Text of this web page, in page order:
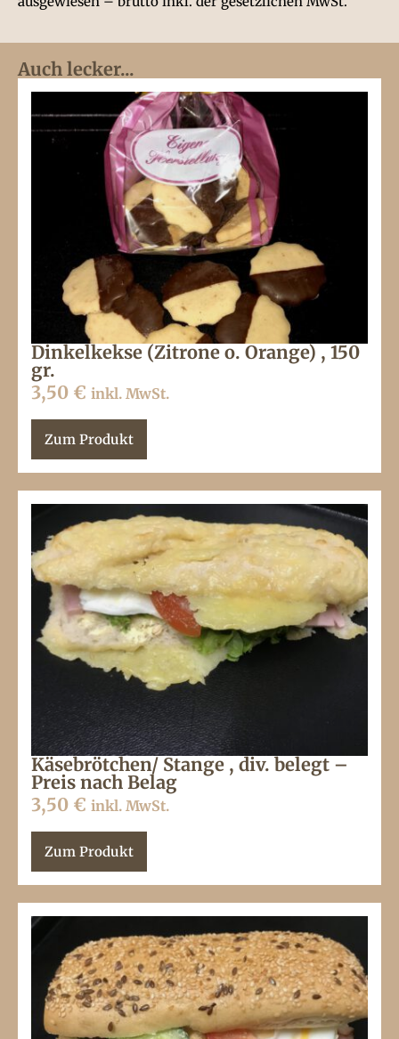
Auch lecker...
Dinkelkekse (Zitrone o. Orange) , 150
gr.
3,50 € inkl. MwSt.
Zum Produkt
Käsebrötchen/ Stange , div. belegt –
Preis nach Belag
3,50 € inkl. MwSt.
Zum Produkt